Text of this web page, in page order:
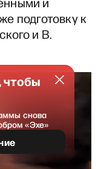
подготовку к
и В.
чтобы
снова
«Эхе»